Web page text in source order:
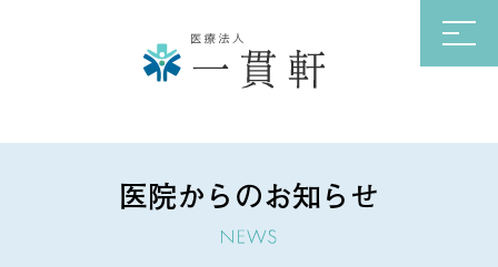
医院からのお知らせ